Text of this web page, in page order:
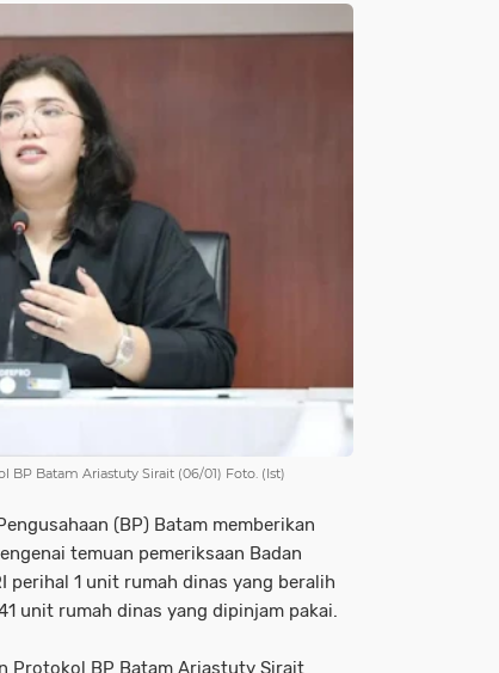
BP Batam Ariastuty Sirait (06/01) Foto. (Ist)
(BP) Batam memberikan
temuan pemeriksaan Badan
perihal 1 unit rumah dinas yang beralih
unit rumah dinas yang dipinjam pakai.
Protokol BP Batam Ariastuty Sirait